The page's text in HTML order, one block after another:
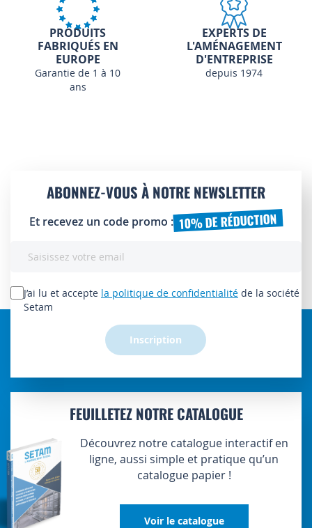
PRODUITS
FABRIQUÉS EN
EUROPE
Garantie de 1 à 10
ans
EXPERTS DE
L'AMÉNAGEMENT
D'ENTREPRISE
depuis 1974
ABONNEZ-VOUS À NOTRE NEWSLETTER
Et recevez un code promo : 10% DE RÉDUCTION
lettre
d’information
J’ai lu et accepte la politique de confidentialité de la société
Setam
Inscription
FEUILLETEZ NOTRE CATALOGUE
Découvrez notre catalogue interactif en
ligne, aussi simple et pratique qu’un
catalogue papier !
Voir le catalogue